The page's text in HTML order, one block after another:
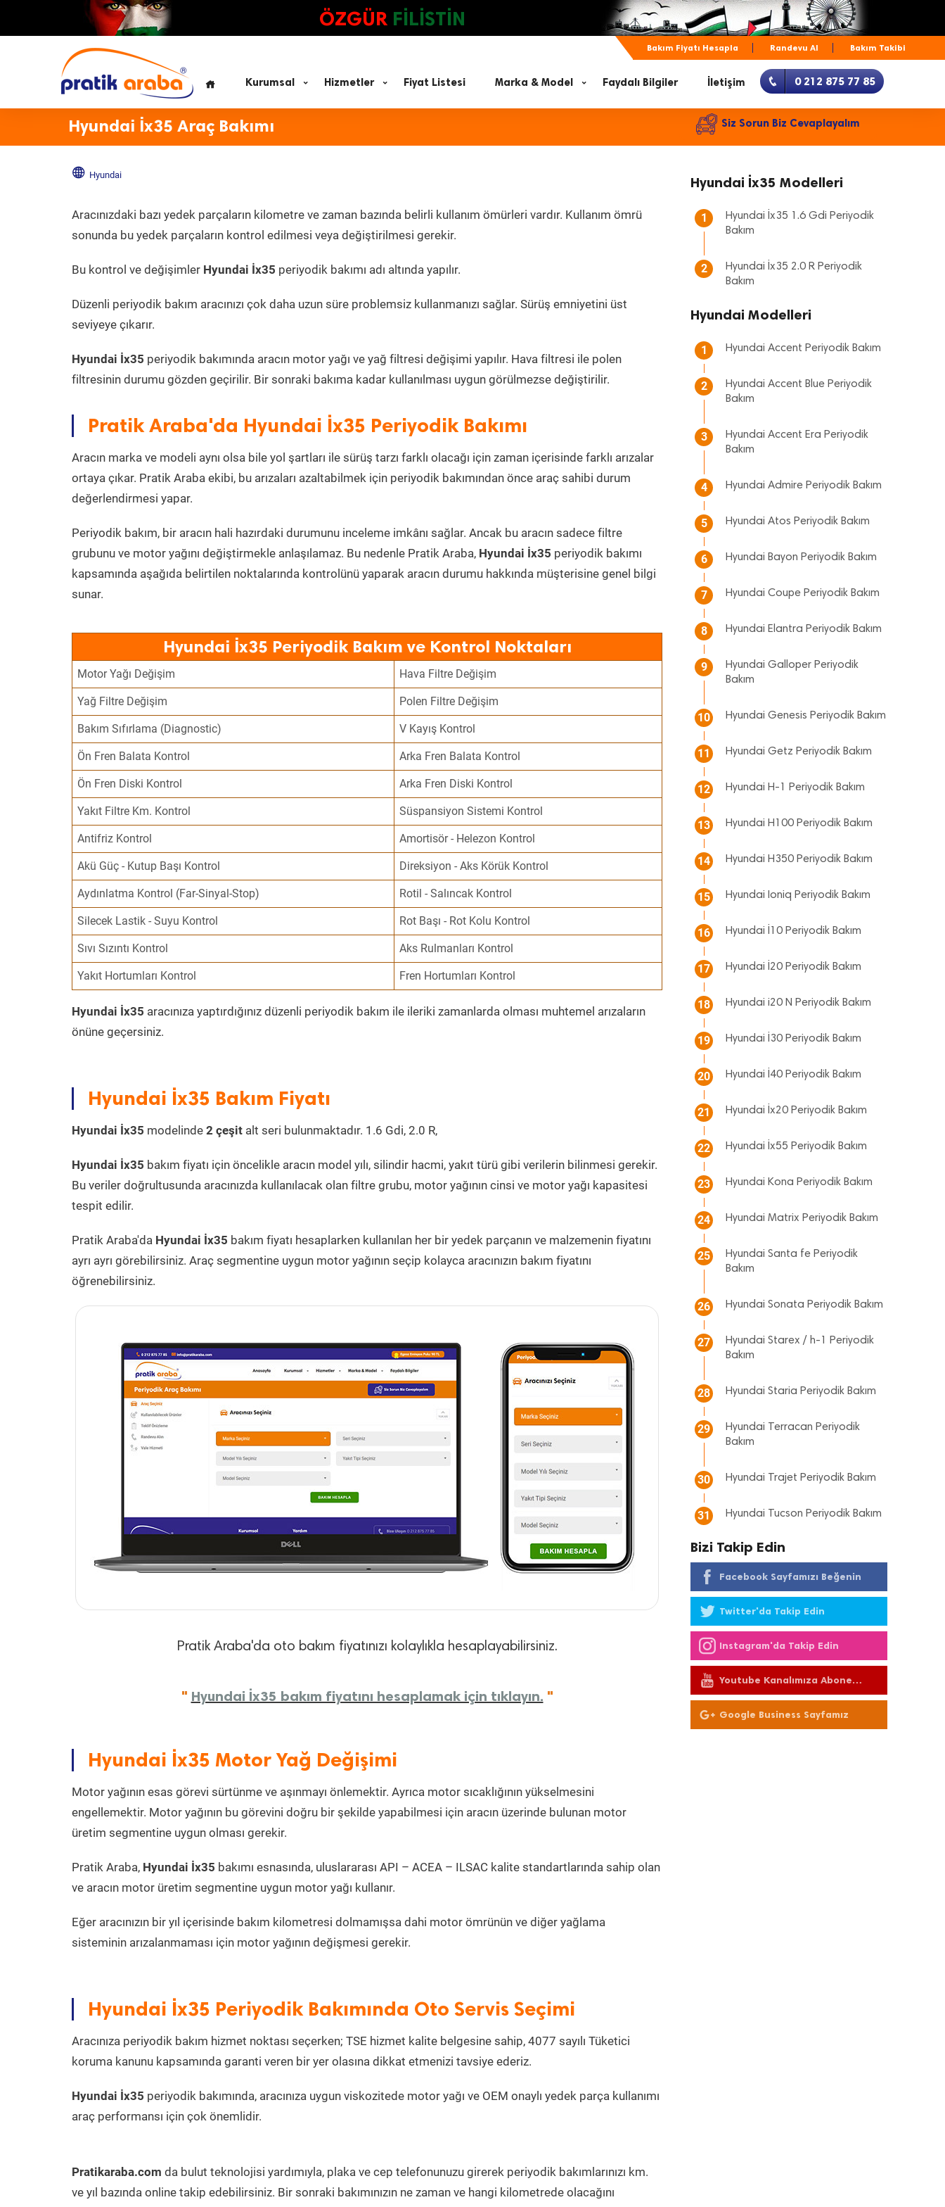
ÖZGÜR FİLİSTİN
Bakım Fiyatı Hesapla Randevu Al Bakım Takibi
Kurumsal Hizmetler Fiyat Listesi Marka & Model Faydalı Bilgiler İletişim 0 212 875 77 85
Hyundai İx35 Araç Bakımı Siz Sorun Biz Cevaplayalım
Hyundai
Aracınızdaki bazı yedek parçaların kilometre ve zaman bazında belirli kullanım ömürleri vardır. Kullanım ömrü
sonunda bu yedek parçaların kontrol edilmesi veya değiştirilmesi gerekir.
Bu kontrol ve değişimler Hyundai İx35 periyodik bakımı adı altında yapılır.
Düzenli periyodik bakım aracınızı çok daha uzun süre problemsiz kullanmanızı sağlar. Sürüş emniyetini üst
seviyeye çıkarır.
Hyundai İx35 periyodik bakımında aracın motor yağı ve yağ filtresi değişimi yapılır. Hava filtresi ile polen
filtresinin durumu gözden geçirilir. Bir sonraki bakıma kadar kullanılması uygun görülmezse değiştirilir.
Pratik Araba'da Hyundai İx35 Periyodik Bakımı
Aracın marka ve modeli aynı olsa bile yol şartları ile sürüş tarzı farklı olacağı için zaman içerisinde farklı arızalar
ortaya çıkar. Pratik Araba ekibi, bu arızaları azaltabilmek için periyodik bakımından önce araç sahibi durum
değerlendirmesi yapar.
Periyodik bakım, bir aracın hali hazırdaki durumunu inceleme imkânı sağlar. Ancak bu aracın sadece filtre
grubunu ve motor yağını değiştirmekle anlaşılamaz. Bu nedenle Pratik Araba, Hyundai İx35 periyodik bakımı
kapsamında aşağıda belirtilen noktalarında kontrolünü yaparak aracın durumu hakkında müşterisine genel bilgi
sunar.
Hyundai İx35 Periyodik Bakım ve Kontrol Noktaları
Motor Yağı Değişim Hava Filtre Değişim
Yağ Filtre Değişim Polen Filtre Değişim
Bakım Sıfırlama (Diagnostic) V Kayış Kontrol
Ön Fren Balata Kontrol Arka Fren Balata Kontrol
Ön Fren Diski Kontrol Arka Fren Diski Kontrol
Yakıt Filtre Km. Kontrol Süspansiyon Sistemi Kontrol
Antifriz Kontrol Amortisör - Helezon Kontrol
Akü Güç - Kutup Başı Kontrol Direksiyon - Aks Körük Kontrol
Aydınlatma Kontrol (Far-Sinyal-Stop) Rotil - Salıncak Kontrol
Silecek Lastik - Suyu Kontrol Rot Başı - Rot Kolu Kontrol
Sıvı Sızıntı Kontrol Aks Rulmanları Kontrol
Yakıt Hortumları Kontrol Fren Hortumları Kontrol
Hyundai İx35 aracınıza yaptırdığınız düzenli periyodik bakım ile ileriki zamanlarda olması muhtemel arızaların
önüne geçersiniz.
Hyundai İx35 Bakım Fiyatı
Hyundai İx35 modelinde 2 çeşit alt seri bulunmaktadır. 1.6 Gdi, 2.0 R,
Hyundai İx35 bakım fiyatı için öncelikle aracın model yılı, silindir hacmi, yakıt türü gibi verilerin bilinmesi gerekir.
Bu veriler doğrultusunda aracınızda kullanılacak olan filtre grubu, motor yağının cinsi ve motor yağı kapasitesi
tespit edilir.
Pratik Araba'da Hyundai İx35 bakım fiyatı hesaplarken kullanılan her bir yedek parçanın ve malzemenin fiyatını
ayrı ayrı görebilirsiniz. Araç segmentine uygun motor yağının seçip kolayca aracınızın bakım fiyatını
öğrenebilirsiniz.
Pratik Araba'da oto bakım fiyatınızı kolaylıkla hesaplayabilirsiniz.
" Hyundai İx35 bakım fiyatını hesaplamak için tıklayın. "
Hyundai İx35 Motor Yağ Değişimi
Motor yağının esas görevi sürtünme ve aşınmayı önlemektir. Ayrıca motor sıcaklığının yükselmesini
engellemektir. Motor yağının bu görevini doğru bir şekilde yapabilmesi için aracın üzerinde bulunan motor
üretim segmentine uygun olması gerekir.
Pratik Araba, Hyundai İx35 bakımı esnasında, uluslararası API – ACEA – ILSAC kalite standartlarında sahip olan
ve aracın motor üretim segmentine uygun motor yağı kullanır.
Eğer aracınızın bir yıl içerisinde bakım kilometresi dolmamışsa dahi motor ömrünün ve diğer yağlama
sisteminin arızalanmaması için motor yağının değişmesi gerekir.
Hyundai İx35 Periyodik Bakımında Oto Servis Seçimi
Aracınıza periyodik bakım hizmet noktası seçerken; TSE hizmet kalite belgesine sahip, 4077 sayılı Tüketici
koruma kanunu kapsamında garanti veren bir yer olasına dikkat etmenizi tavsiye ederiz.
Hyundai İx35 periyodik bakımında, aracınıza uygun viskozitede motor yağı ve OEM onaylı yedek parça kullanımı
araç performansı için çok önemlidir.
Pratikaraba.com da bulut teknolojisi yardımıyla, plaka ve cep telefonunuzu girerek periyodik bakımlarınızı km.
ve yıl bazında online takip edebilirsiniz. Bir sonraki bakımınızın ne zaman ve hangi kilometrede olacağını
Hyundai İx35 Modelleri
1
Hyundai İx35 1.6 Gdi Periyodik
Bakım
2
Hyundai İx35 2.0 R Periyodik
Bakım
Hyundai Modelleri
1 Hyundai Accent Periyodik Bakım
2
Hyundai Accent Blue Periyodik
Bakım
3
Hyundai Accent Era Periyodik
Bakım
4 Hyundai Admire Periyodik Bakım
5 Hyundai Atos Periyodik Bakım
6 Hyundai Bayon Periyodik Bakım
7 Hyundai Coupe Periyodik Bakım
8 Hyundai Elantra Periyodik Bakım
9
Hyundai Galloper Periyodik
Bakım
10 Hyundai Genesis Periyodik Bakım
11 Hyundai Getz Periyodik Bakım
12 Hyundai H-1 Periyodik Bakım
13 Hyundai H100 Periyodik Bakım
14 Hyundai H350 Periyodik Bakım
15 Hyundai Ioniq Periyodik Bakım
16 Hyundai İ10 Periyodik Bakım
17 Hyundai İ20 Periyodik Bakım
18 Hyundai i20 N Periyodik Bakım
19 Hyundai İ30 Periyodik Bakım
20 Hyundai İ40 Periyodik Bakım
21 Hyundai İx20 Periyodik Bakım
22 Hyundai İx55 Periyodik Bakım
23 Hyundai Kona Periyodik Bakım
24 Hyundai Matrix Periyodik Bakım
25
Hyundai Santa fe Periyodik
Bakım
26 Hyundai Sonata Periyodik Bakım
27
Hyundai Starex / h-1 Periyodik
Bakım
28 Hyundai Staria Periyodik Bakım
29
Hyundai Terracan Periyodik
Bakım
30 Hyundai Trajet Periyodik Bakım
31 Hyundai Tucson Periyodik Bakım
Bizi Takip Edin
Facebook Sayfamızı Beğenin
Twitter'da Takip Edin
Instagram'da Takip Edin
Youtube Kanalımıza Abone
Olun
Google Business Sayfamız